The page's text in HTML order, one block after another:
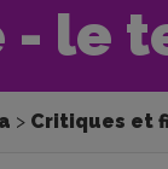
- le
Critiques et